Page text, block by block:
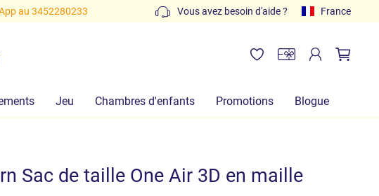
au 3452280233 Vous avez besoin d'aide ? France
Jeu Chambres d'enfants Promotions Blogue
Sac de taille One Air 3D en maille